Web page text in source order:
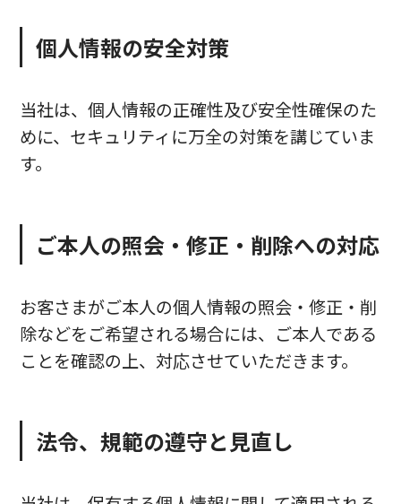
個人情報の安全対策
当社は、個人情報の正確性及び安全性確保のた
めに、セキュリティに万全の対策を講じていま
す。
ご本人の照会・修正・削除への対応
お客さまがご本人の個人情報の照会・修正・削
除などをご希望される場合には、ご本人である
ことを確認の上、対応させていただきます。
法令、規範の遵守と見直し